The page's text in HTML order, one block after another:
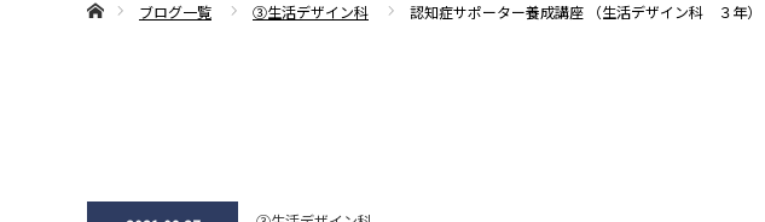
ブログ一覧
③生活デザイン科 認知症サポーター養成講座 （生活デザイン科 ３年）